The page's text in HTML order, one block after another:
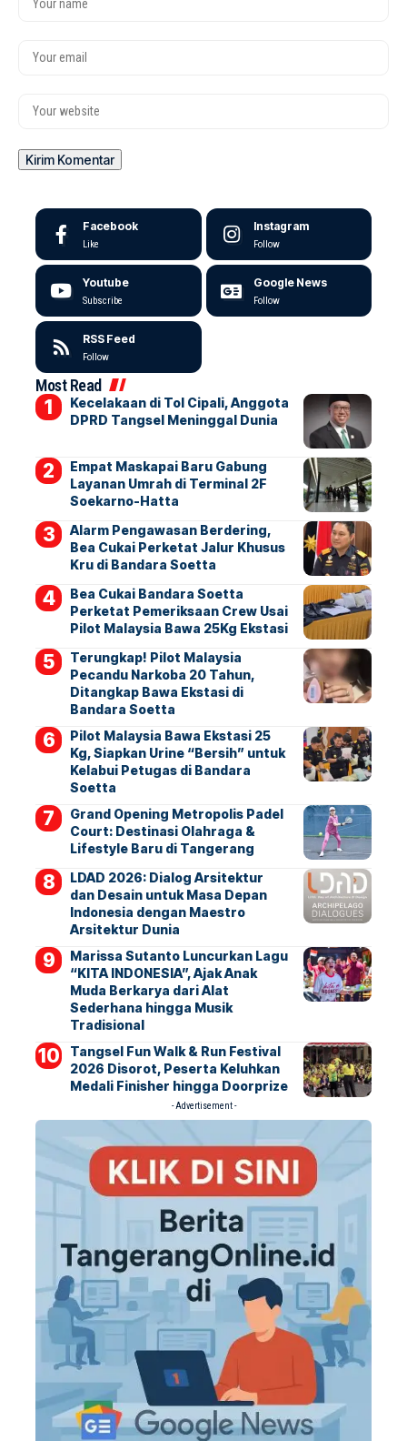
Facebook
Like
Instagram
Follow
Youtube
Subscribe
Google News
Follow
RSS Feed
Follow
Most Read
Kecelakaan di Tol Cipali, Anggota
DPRD Tangsel Meninggal Dunia
Empat Maskapai Baru Gabung
Layanan Umrah di Terminal 2F
Soekarno-Hatta
Alarm Pengawasan Berdering,
Bea Cukai Perketat Jalur Khusus
Kru di Bandara Soetta
Bea Cukai Bandara Soetta
Perketat Pemeriksaan Crew Usai
Pilot Malaysia Bawa 25Kg Ekstasi
Terungkap! Pilot Malaysia
Pecandu Narkoba 20 Tahun,
Ditangkap Bawa Ekstasi di
Bandara Soetta
Pilot Malaysia Bawa Ekstasi 25
Kg, Siapkan Urine “Bersih” untuk
Kelabui Petugas di Bandara
Soetta
Grand Opening Metropolis Padel
Court: Destinasi Olahraga &
Lifestyle Baru di Tangerang
LDAD 2026: Dialog Arsitektur
dan Desain untuk Masa Depan
Indonesia dengan Maestro
Arsitektur Dunia
Marissa Sutanto Luncurkan Lagu
“KITA INDONESIA”, Ajak Anak
Muda Berkarya dari Alat
Sederhana hingga Musik
Tradisional
Tangsel Fun Walk & Run Festival
2026 Disorot, Peserta Keluhkan
Medali Finisher hingga Doorprize
- Advertisement -